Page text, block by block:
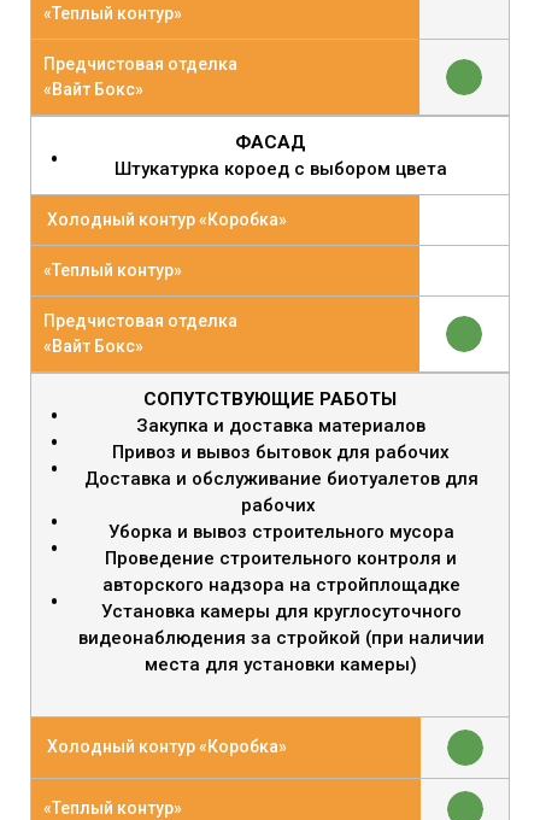
«Теплый контур»
Предчистовая отделка
«Вайт Бокс»
ФАСАД
Штукатурка короед с выбором цвета
Холодный контур «Коробка»
«Теплый контур»
Предчистовая отделка
«Вайт Бокс»
СОПУТСТВУЮЩИЕ РАБОТЫ
Закупка и доставка материалов
Привоз и вывоз бытовок для рабочих
Доставка и обслуживание биотуалетов для
рабочих
Уборка и вывоз строительного мусора
Проведение строительного контроля и
авторского надзора на стройплощадке
Установка камеры для круглосуточного
видеонаблюдения за стройкой (при наличии
места для установки камеры)
Холодный контур «Коробка»
«Теплый контур»